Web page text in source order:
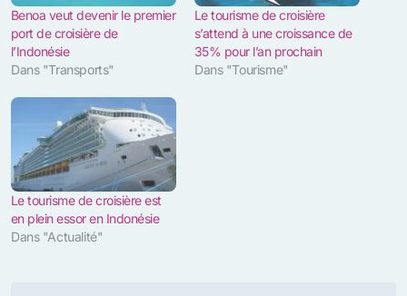
Benoa veut devenir le premier
port de croisière de
l’Indonésie
Dans "Transports"
Le tourisme de croisière
s’attend à une croissance de
35% pour l’an prochain
Dans "Tourisme"
Le tourisme de croisière est
en plein essor en Indonésie
Dans "Actualité"